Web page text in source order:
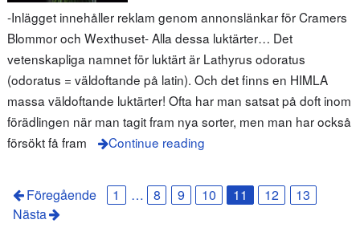
-Inlägget innehåller reklam genom annonslänkar för Cramers
Blommor och Wexthuset- Alla dessa luktärter… Det
vetenskapliga namnet för luktärt är Lathyrus odoratus
(odoratus = väldoftande på latin). Och det finns en HIMLA
massa väldoftande luktärter! Ofta har man satsat på doft inom
förädlingen när man tagit fram nya sorter, men man har också
försökt få fram
Continue reading
Föregående 1 … 8 9 10 11 12
13
Nästa